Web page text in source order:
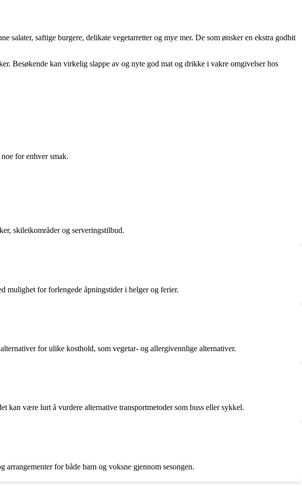
salater, saftige burgere, delikate vegetarretter og mye mer. De som ønsker en ekstra godbit
Besøkende kan virkelig slappe av og nyte god mat og drikke i vakre omgivelser hos
for enhver smak.
skileikområder og serveringstilbud.
mulighet for forlengede åpningstider i helger og ferier.
for ulike kosthold, som vegetar- og allergivennlige alternativer.
kan være lurt å vurdere alternative transportmetoder som buss eller sykkel.
for både barn og voksne gjennom sesongen.